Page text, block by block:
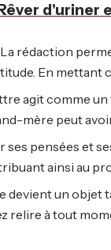
d'uriner
rédaction
En
agit comme
mère peut
ses pensées et
ainsi au
devient un objet
relire à tout